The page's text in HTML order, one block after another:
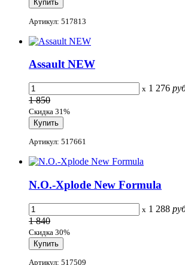
Артикул: 517813
Assault NEW
x 1 276
1 850
Скидка 31%
Артикул: 517661
N.O.-Xplode New Formula
x 1 288
1 840
Скидка 30%
Артикул: 517509